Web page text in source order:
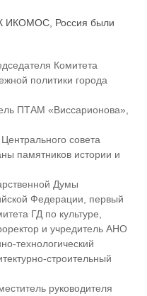
ИКОМОС, Россия были
Комитета
политики города
ПТАМ «Виссарионова»,
совета
памятников истории и
Думы
Федерации, первый
ГД по культуре,
и учредитель АНО
технологический
строительный
руководителя